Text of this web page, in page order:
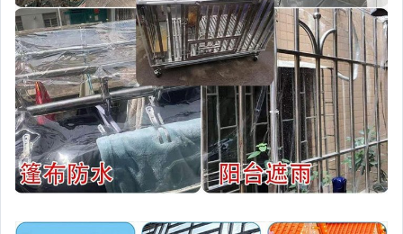
►家電館
►實用魅力包款
►自由拼貼壁貼
►檜木生活系列
其它